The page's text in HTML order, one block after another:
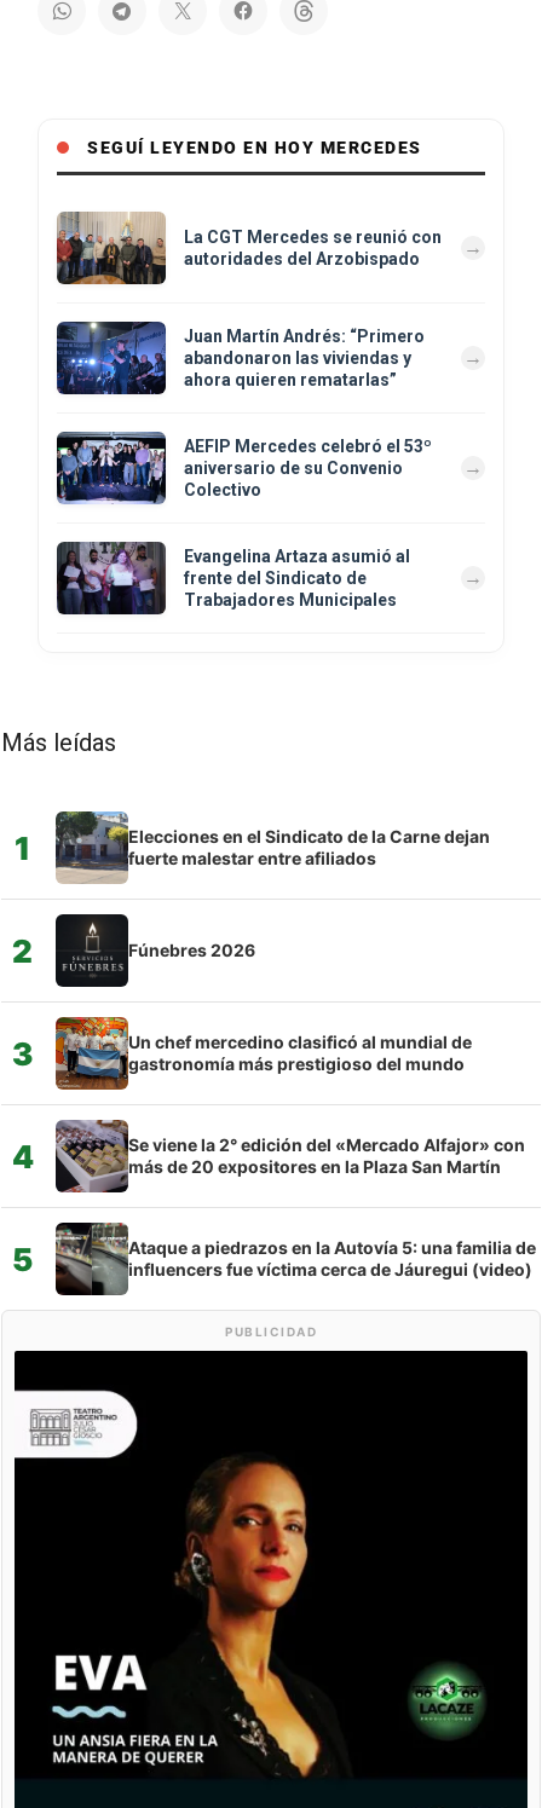
SEGUÍ LEYENDO EN HOY MERCEDES
La CGT Mercedes se reunió con
autoridades del Arzobispado
Juan Martín Andrés: “Primero
abandonaron las viviendas y
ahora quieren rematarlas”
AEFIP Mercedes celebró el 53º
aniversario de su Convenio
Colectivo
Evangelina Artaza asumió al
frente del Sindicato de
Trabajadores Municipales
Más leídas
1
Elecciones en el Sindicato de la Carne dejan
fuerte malestar entre afiliados
2 Fúnebres 2026
3
Un chef mercedino clasificó al mundial de
gastronomía más prestigioso del mundo
4
Se viene la 2° edición del «Mercado Alfajor» con
más de 20 expositores en la Plaza San Martín
5
Ataque a piedrazos en la Autovía 5: una familia de
influencers fue víctima cerca de Jáuregui (video)
PUBLICIDAD